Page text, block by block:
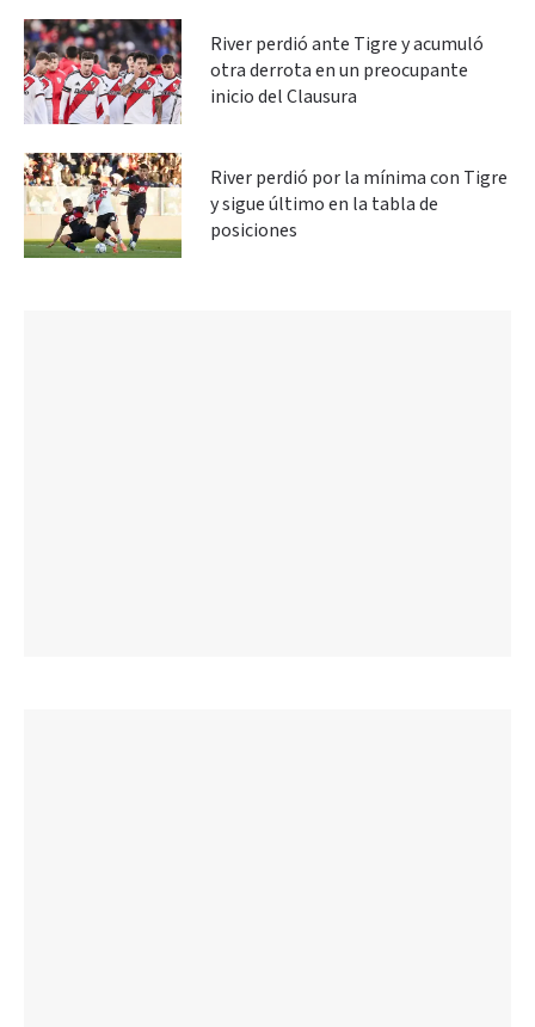
River perdió ante Tigre y acumuló
otra derrota en un preocupante
inicio del Clausura
River perdió por la mínima con Tigre
y sigue último en la tabla de
posiciones